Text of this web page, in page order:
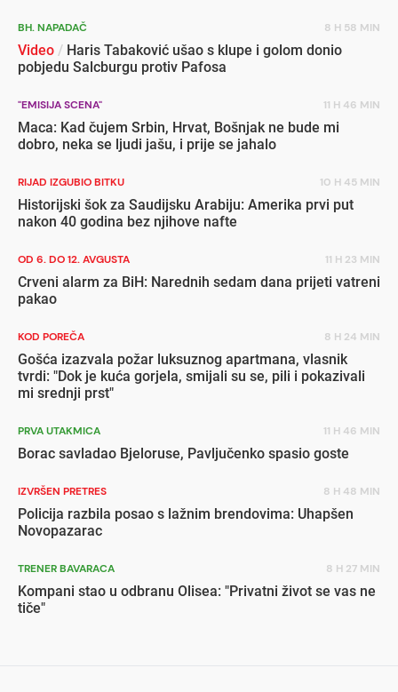
BH. NAPADAČ 8 H 58 MIN
Video / Haris Tabaković ušao s klupe i golom donio
pobjedu Salcburgu protiv Pafosa
"EMISIJA SCENA" 11 H 46 MIN
Maca: Kad čujem Srbin, Hrvat, Bošnjak ne bude mi
dobro, neka se ljudi jašu, i prije se jahalo
RIJAD IZGUBIO BITKU 10 H 45 MIN
Historijski šok za Saudijsku Arabiju: Amerika prvi put
nakon 40 godina bez njihove nafte
OD 6. DO 12. AVGUSTA 11 H 23 MIN
Crveni alarm za BiH: Narednih sedam dana prijeti vatreni
pakao
KOD POREČA 8 H 24 MIN
Gošća izazvala požar luksuznog apartmana, vlasnik
tvrdi: "Dok je kuća gorjela, smijali su se, pili i pokazivali
mi srednji prst"
PRVA UTAKMICA 11 H 46 MIN
Borac savladao Bjeloruse, Pavljučenko spasio goste
IZVRŠEN PRETRES 8 H 48 MIN
Policija razbila posao s lažnim brendovima: Uhapšen
Novopazarac
TRENER BAVARACA 8 H 27 MIN
Kompani stao u odbranu Olisea: "Privatni život se vas ne
tiče"